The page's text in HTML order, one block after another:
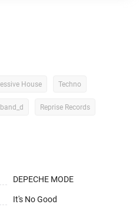
House Techno
band_d Reprise Records
DEPECHE MODE
It's No Good